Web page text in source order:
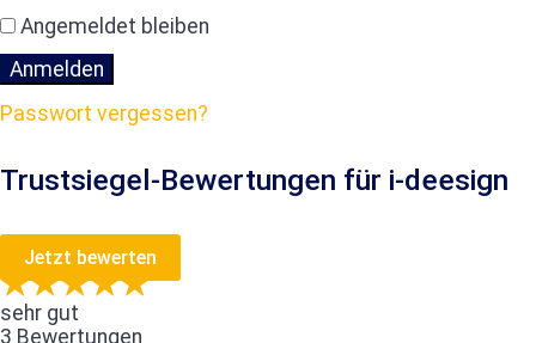
Angemeldet bleiben
Passwort vergessen?
Trustsiegel-Bewertungen für i-deesign
Jetzt bewerten
sehr gut
3 Bewertungen